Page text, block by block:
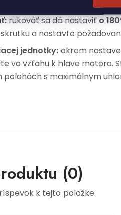
rukoväť sa dá nastaviťo
a nastavte
jednotky:okrem
vo vzťahu k hlave motora.
s maximálnym
(0)
k tejto položke.